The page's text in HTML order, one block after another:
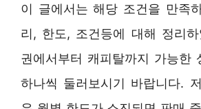
이 글에서는 해당 조건을 만족
리, 한도, 조건등에 대해 정리하
권에서부터 캐피탈까지 가능한
하나씩 둘러보시기 바랍니다.